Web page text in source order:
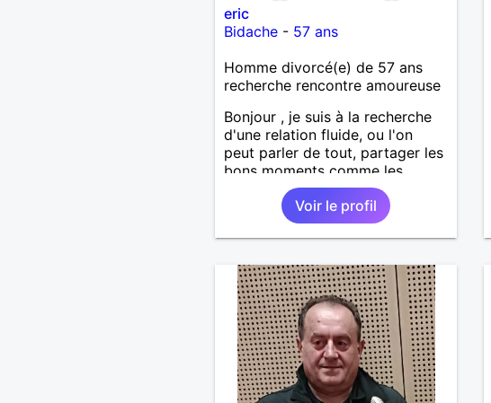
eric
Bidache- 57 ans
Homme divorcé(e) de 57 ans
recherche rencontre amoureuse
Bonjour , je suis à la recherche
d'une relation fluide, ou l'on
peut parler de tout, partager les
bons moments comme les
mauvais, sortir partager des
loisirs etc.... . J'aspire une
relation sincère dans la
confiance .
Voir le profil